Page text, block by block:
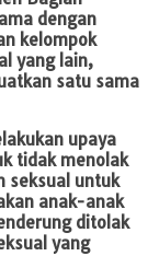
dengan
kelompok
yang lain,
satu sama
upaya
tidak menolak
seksual untuk
anak-anak
ditolak
yang